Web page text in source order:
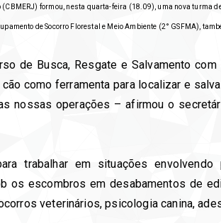
formou, nesta quarta-feira (18.09), uma nova
de Socorro Florestal e Meio Ambiente (2° GSFMA),
de Busca, Resgate e Salvamento
como ferramenta para localizar e
nossas operações – afirmou o
trabalhar em situações
os escombros em desabamentos de
veterinários, psicologia canina,